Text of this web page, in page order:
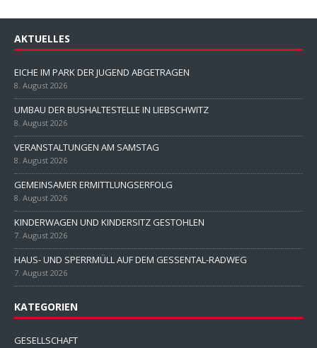
AKTUELLES
EICHE IM PARK DER JUGEND ABGETRAGEN
8. August 2026
UMBAU DER BUSHALTESTELLE IN LIEBSCHWITZ
8. August 2026
VERANSTALTUNGEN AM SAMSTAG
8. August 2026
GEMEINSAMER ERMITTLUNGSERFOLG
8. August 2026
KINDERWAGEN UND KINDERSITZ GESTOHLEN
7. August 2026
HAUS- UND SPERRMÜLL AUF DEM GESSENTAL-RADWEG
7. August 2026
KATEGORIEN
GESELLSCHAFT